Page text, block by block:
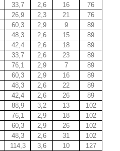
33,7 2,6 16
76
26,9 2,3 21
76
60,3 2,9 9
89
48,3 2,6 15
89
42,4 2,6 18
89
33,7 2,6 23
89
76,1 2,9 7
89
60,3 2,9 16
89
48,3 2,6 22
89
42,4 2,6 26
89
88,9 3,2 13
102
76,1 2,9 18
102
60,3 2,9 26
102
48,3 2,6 31
102
114,3 3,6 10
127